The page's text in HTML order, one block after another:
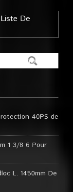
De
40PS de
1 3/8 6 Pour
L. 1450mm De